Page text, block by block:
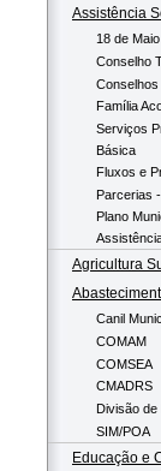
Assistência
18 de Maio
Conselho
Conselhos
Família
Serviços
Básica
Fluxos e
Parcerias
Plano
Agricultura
Canil
COMAM
COMSEA
CMADRS
Divisão de
SIM/POA
Educação e